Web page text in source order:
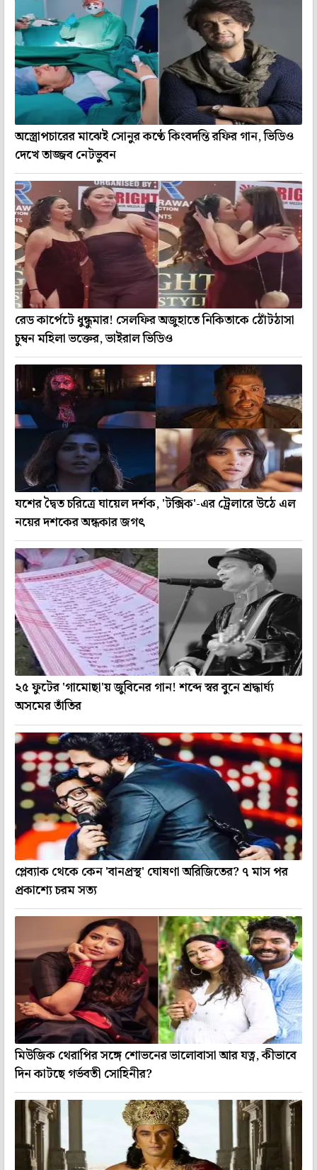
অস্ত্রোপচারের মাঝেই সোনুর কণ্ঠে কিংবদন্তি রফির গান, ভিডিও
দেখে তাজ্জব নেটভুবন
রেড কার্পেটে ধুন্ধুমার! সেলফির অজুহাতে নিকিতাকে ঠোঁটঠাসা
চুম্বন মহিলা ভক্তের, ভাইরাল ভিডিও
যশের দ্বৈত চরিত্রে ঘায়েল দর্শক, 'টক্সিক'-এর ট্রেলারে উঠে এল
নয়ের দশকের অন্ধকার জগৎ
২৫ ফুটের 'গামোছা'য় জুবিনের গান! শব্দে স্বর বুনে শ্রদ্ধার্ঘ্য
অসমের তাঁতির
প্লেব্যাক থেকে কেন 'বানপ্রস্থ' ঘোষণা অরিজিতের? ৭ মাস পর
প্রকাশ্যে চরম সত্য
মিউজিক থেরাপির সঙ্গে শোভনের ভালোবাসা আর যত্ন, কীভাবে
দিন কাটছে গর্ভবতী সোহিনীর?